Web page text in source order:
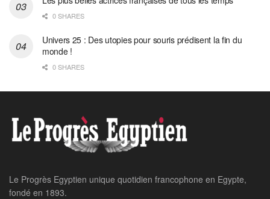
0 SHARES
Univers 25 : Des utopies pour souris prédisent la fin du
monde !
0 SHARES
Le Progrès Egyptien unique quotidien francophone en Egypte,
fondé en 1893.